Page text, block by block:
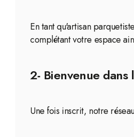
En tant qu'artisan
complétant votre espace
2- Bienvenue
Une fois inscrit, notre